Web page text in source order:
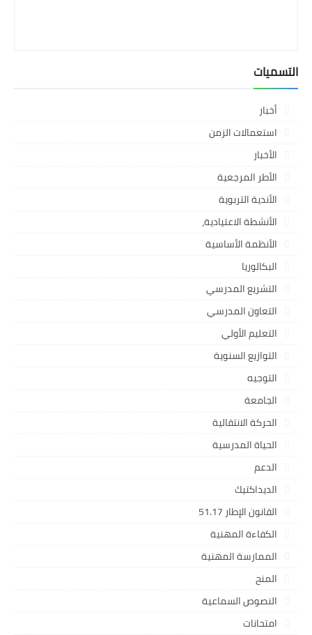
التسميات
أخبار
استعمالات الزمن
الأخبار
الأطر المرجعية
الأندية التربوية
الأنشطة الاعتيادية،
الأنظمة الأساسية
البكالوريا
التشريع المدرسي
التعاون المدرسي
التعليم الأولي
التوازيع السنوية
التوجيه
الجامعة
الحركة الانتقالية
الحياة المدرسية
الدعم
الديداكتيك
القانون الإطار 51.17
الكفاءة المهنية
الممارسة المهنية
المنح
النصوص السماعية
امتحانات